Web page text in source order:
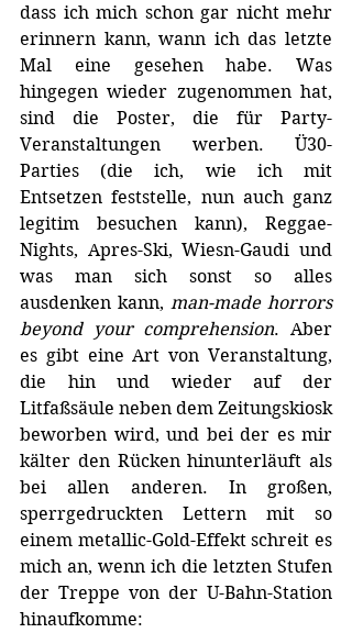
dass ich mich schon gar nicht mehr
erinnern kann, wann ich das letzte
Mal eine gesehen habe. Was
hingegen wieder zugenommen hat,
sind die Poster, die für Party-
Veranstaltungen werben. Ü30-
Parties (die ich, wie ich mit
Entsetzen feststelle, nun auch ganz
legitim besuchen kann), Reggae-
Nights, Apres-Ski, Wiesn-Gaudi und
was man sich sonst so alles
ausdenken kann, man-made horrors
beyond your comprehension. Aber
es gibt eine Art von Veranstaltung,
die hin und wieder auf der
Litfaßsäule neben dem Zeitungskiosk
beworben wird, und bei der es mir
kälter den Rücken hinunterläuft als
bei allen anderen. In großen,
sperrgedruckten Lettern mit so
einem metallic-Gold-Effekt schreit es
mich an, wenn ich die letzten Stufen
der Treppe von der U-Bahn-Station
hinaufkomme: